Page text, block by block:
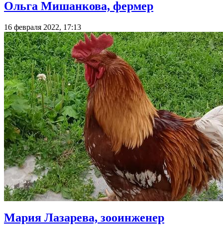
Ольга Мишанкова, фермер
16 февраля 2022, 17:13
Мария Лазарева, зооинженер